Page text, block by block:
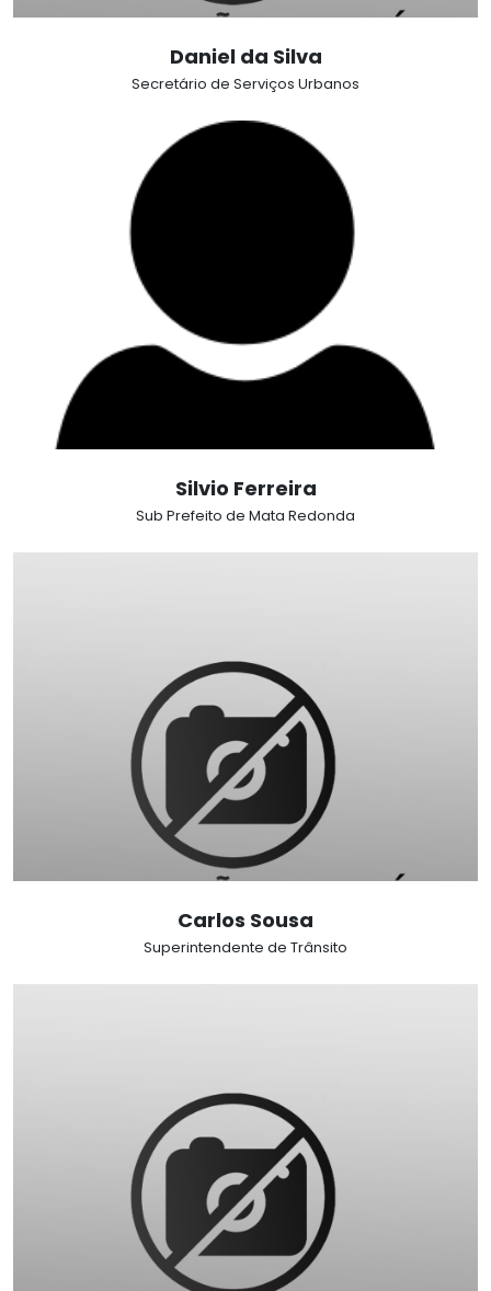
Daniel da Silva
Secretário de Serviços Urbanos
Silvio Ferreira
Sub Prefeito de Mata Redonda
Carlos Sousa
Superintendente de Trânsito